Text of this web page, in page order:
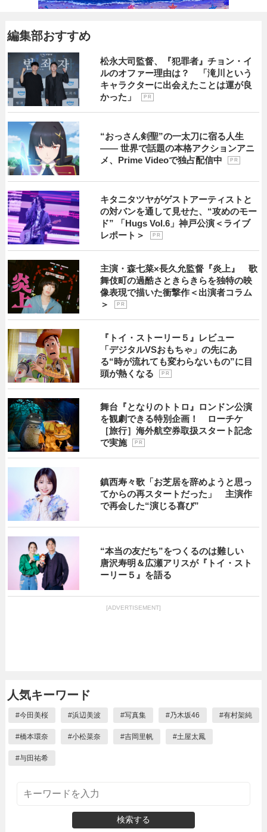
編集部おすすめ
松永大司監督、『犯罪者』チョン・イ
ルのオファー理由は？ 「滝川という
キャラクターに出会えたことは運が良
かった」
P R
“おっさん剣聖”の一太刀に宿る人生
―― 世界で話題の本格アクションアニ
メ、Prime Videoで独占配信中
P R
キタニタツヤがゲストアーティストと
の対バンを通して見せた、“攻めのモー
ド” 「Hugs Vol.6」神戸公演＜ライブ
レポート＞
P R
主演・森七菜×長久允監督『炎上』 歌
舞伎町の過酷さときらきらを独特の映
像表現で描いた衝撃作＜出演者コラム
＞
P R
『トイ・ストーリー５』レビュー
「デジタルVSおもちゃ」の先にあ
る“時が流れても変わらないもの”に目
頭が熱くなる
P R
舞台『となりのトトロ』ロンドン公演
を観劇できる特別企画！ ローチケ
［旅行］海外航空券取扱スタート記念
で実施
P R
鎮西寿々歌「お芝居を辞めようと思っ
てからの再スタートだった」 主演作
で再会した“演じる喜び”
“本当の友だち”をつくるのは難しい
唐沢寿明＆広瀬アリスが『トイ・スト
ーリー５』を語る
[ADVERTISEMENT]
人気キーワード
#今田美桜 #浜辺美波 #写真集 #乃木坂46 #有村架純
#橋本環奈 #小松菜奈 #吉岡里帆 #土屋太鳳
#与田祐希
検索する